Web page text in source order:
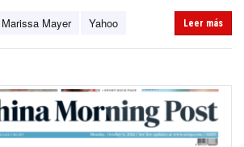
Marissa Mayer Yahoo Leer más